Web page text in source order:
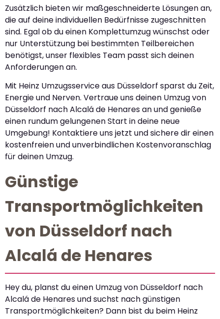
Zusätzlich bieten wir maßgeschneiderte Lösungen an,
die auf deine individuellen Bedürfnisse zugeschnitten
sind. Egal ob du einen Komplettumzug wünschst oder
nur Unterstützung bei bestimmten Teilbereichen
benötigst, unser flexibles Team passt sich deinen
Anforderungen an.
Mit Heinz Umzugsservice aus Düsseldorf sparst du Zeit,
Energie und Nerven. Vertraue uns deinen Umzug von
Düsseldorf nach Alcalá de Henares an und genieße
einen rundum gelungenen Start in deine neue
Umgebung! Kontaktiere uns jetzt und sichere dir einen
kostenfreien und unverbindlichen Kostenvoranschlag
für deinen Umzug.
Günstige
Transportmöglichkeiten
von Düsseldorf nach
Alcalá de Henares
Hey du, planst du einen Umzug von Düsseldorf nach
Alcalá de Henares und suchst nach günstigen
Transportmöglichkeiten? Dann bist du beim Heinz